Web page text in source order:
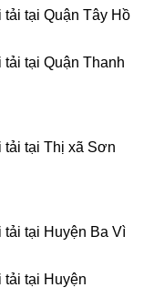
tải tại Quận Tây Hồ
tải tại Quận Thanh
tải tại Thị xã Sơn
tải tại Huyện Ba Vì
tải tại Huyện